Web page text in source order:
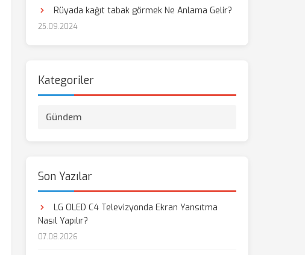
Rüyada kağıt tabak görmek Ne Anlama Gelir?
25.09.2024
Kategoriler
Gündem
Son Yazılar
LG OLED C4 Televizyonda Ekran Yansıtma
Nasıl Yapılır?
07.08.2026